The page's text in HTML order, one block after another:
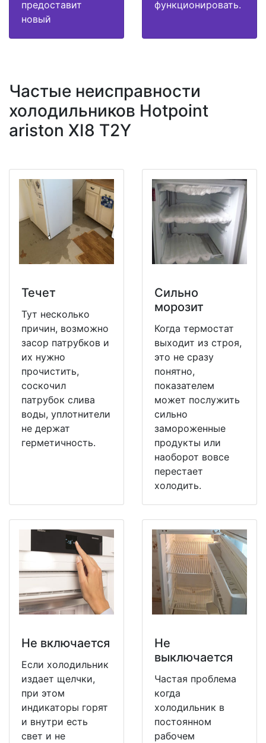
предоставит
новый
функционировать.
Частые неисправности
холодильников Hotpoint
ariston XI8 T2Y
Течет
Тут несколько
причин, возможно
засор патрубков и
их нужно
прочистить,
соскочил
патрубок слива
воды, уплотнители
не держат
герметичность.
Сильно
морозит
Когда термостат
выходит из строя,
это не сразу
понятно,
показателем
может послужить
сильно
замороженные
продукты или
наоборот вовсе
перестает
холодить.
Не включается
Если холодильник
издает щелчки,
при этом
индикаторы горят
и внутри есть
свет и не
Не
выключается
Частая проблема
когда
холодильник в
постоянном
рабочем